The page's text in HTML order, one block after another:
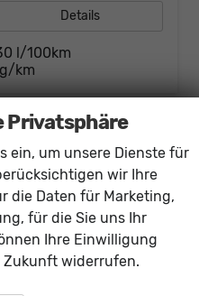
Details
l/100km
km
Privatsphäre
ein, um unsere Dienste für
wir Ihre
die Daten für Marketing,
für die Sie uns Ihr
Ihre Einwilligung
Zukunft widerrufen.